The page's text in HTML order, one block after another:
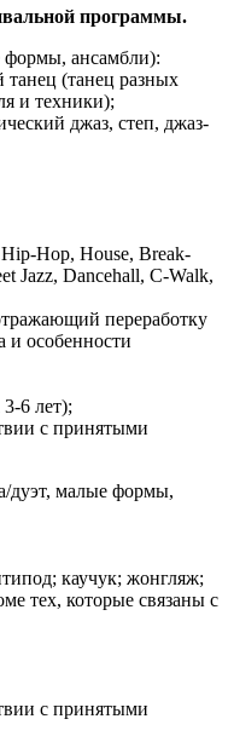
программы.
формы, ансамбли):
(танец разных
и техники);
джаз, степ, джаз-
Hop, House, Break-
Jazz, Dancehall, C-Walk,
переработку
и особенности
6 лет);
с принятыми
дуэт, малые формы,
каучук; жонгляж;
тех, которые связаны с
с принятыми